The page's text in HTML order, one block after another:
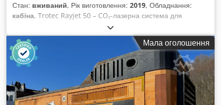
Стан: вживаний, Рік виготовлення: 2019, Обладнання:
кабіна, Trotec Rayjet 50 – CO₂-лазерна система для
гравірування та різання Trotec Rayjet 50 — це компактний і
надійний CO₂-лазер для точних робіт з гравірування та
різання. Система ідеально підходить для невеликих
підприємств, майстерень, шкіл і професійного старту в
лазерній обробці. Наразі в наявності на складі 2 одиниці.
Виробник: Trotec Модель: Rayjet 50 Рік виготовлення:
10/2019 Технічні характеристики: Лазерне джерело: CO₂-
лазер Лазерна потужність: 30 Вт Робоча площа: 500 × 300
Мала оголошення